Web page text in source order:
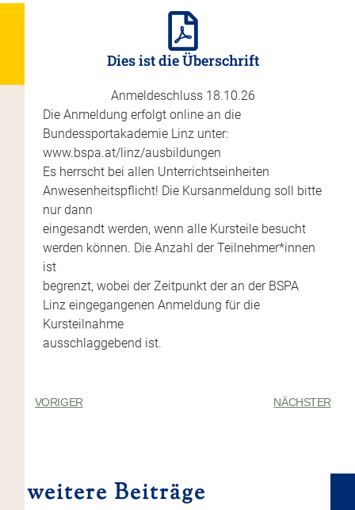
Dies ist die Überschrift
Anmeldeschluss 18.10.26
Die Anmeldung erfolgt online an die
Bundessportakademie Linz unter:
www.bspa.at/linz/ausbildungen
Es herrscht bei allen Unterrichtseinheiten
Anwesenheitspflicht! Die Kursanmeldung soll bitte
nur dann
eingesandt werden, wenn alle Kursteile besucht
werden können. Die Anzahl der Teilnehmer*innen
ist
begrenzt, wobei der Zeitpunkt der an der BSPA
Linz eingegangenen Anmeldung für die
Kursteilnahme
ausschlaggebend ist.
VORIGER NÄCHSTER
weitere Beiträge